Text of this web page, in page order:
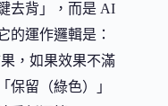
去背」，而是 AI
的運作邏輯是：
，如果效果不滿
保留（綠色）」